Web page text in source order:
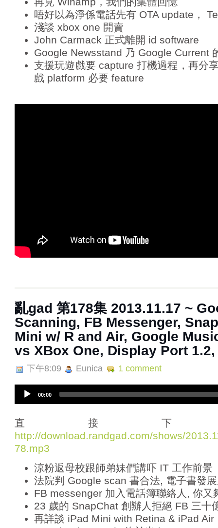
唔好以為淨係電話先有 OTA update，
淺談 xbox one 開賣
John Carmack 正式離開 id software
Google Newsstand 乃 Google Current
支援玩遊戲要 capture 打機過程，再分
戲 platform 必要 feature
亂gad 第178集 2013.11.17 ~
Scanning, FB Messenger,
Mini w/ R and Air, Google
vs XBox One, Display Port 1.2,
下午8:09 Eunica 1 comment
i
o
P
l
00:00
直接
http://download.randgad.com/shows/
78.mp3
涼粉返母校跟師弟妹們講吓 IT 工作前景
法院判 Google scan 書合法, 電子書發
FB messenger 加入電話簿聯絡人, 你又
23 歲的 SnapChat 創辦人拒絕 FB 三十
再詳談 iPad Mini with Retina & iPad Air